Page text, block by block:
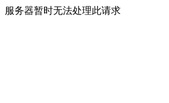
服务器暂时无法处理此请求